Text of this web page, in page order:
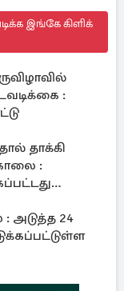
இங்கே கிளிக்
:
தாக்கி
:
அடுத்த 24